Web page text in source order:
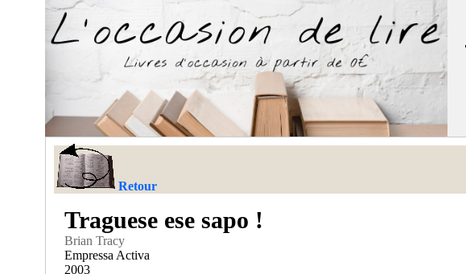
Retour
Traguese ese sapo !
Brian Tracy
Empressa Activa
2003